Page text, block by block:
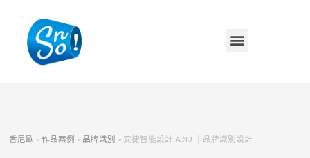
香尼歐 »作品案例 » 品牌識別 » 安捷智能設計 ANJ ｜品牌識別設計